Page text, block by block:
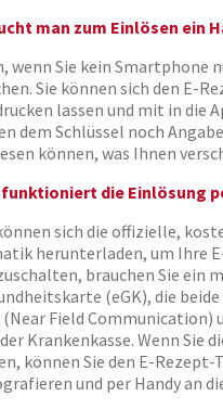
man zum Einlösen ein
wenn Sie kein Smartphone
Sie können sich den E-
lassen und mit in die
dem Schlüssel noch
können, was Ihnen
funktioniert die Einlösung
sich die offizielle,
herunterladen, um Ihre
brauchen Sie ein
(eGK), die
(Near Field Communication)
Krankenkasse. Wenn Sie
können Sie den E-
und per Handy an